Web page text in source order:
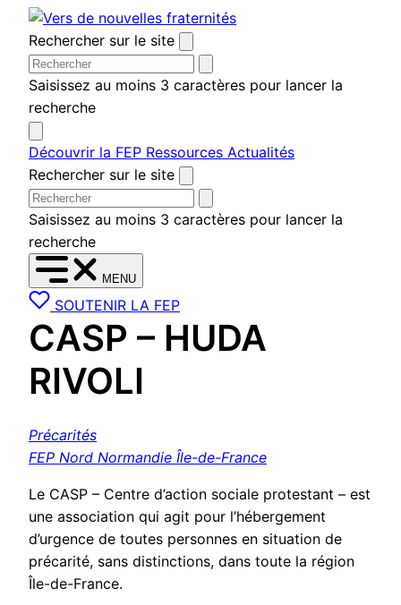
Aller
au
contenu
Rechercher sur le site
Saisissez au moins 3 caractères pour lancer la
recherche
Découvrir la FEP Ressources Actualités
Rechercher sur le site
Saisissez au moins 3 caractères pour lancer la
recherche
MENU
SOUTENIR LA FEP
CASP – HUDA
RIVOLI
Précarités
FEP Nord Normandie Île-de-France
Le CASP – Centre d’action sociale protestant – est
une association qui agit pour l’hébergement
d’urgence de toutes personnes en situation de
précarité, sans distinctions, dans toute la région
Île-de-France.